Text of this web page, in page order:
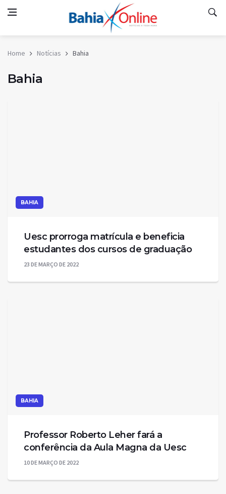
Home Notícias Bahia
Bahia
BAHIA
Uesc prorroga matrícula e beneficia
estudantes dos cursos de graduação
23 DE MARÇO DE 2022
BAHIA
Professor Roberto Leher fará a
conferência da Aula Magna da Uesc
10 DE MARÇO DE 2022